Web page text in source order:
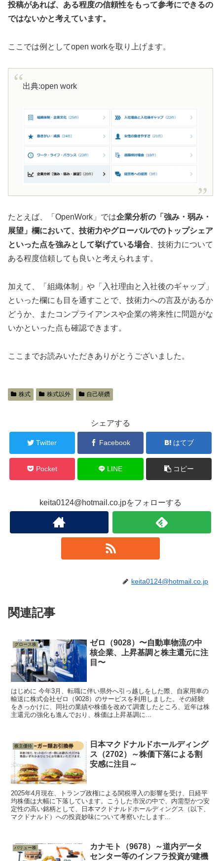
投稿があれば、ある程度の信頼性をもって参考にできるの
ではないかと考えています。
ここでは例としてopen workを取り上げます。
出典:open work
たとえば、「OpenWork」では企業分析の「強み・弱み・
展望」欄において、技術力やグローバルでのトップシェア
といった点を強みとして挙げている場合 、技術力について
ある程度信頼しても良いと考えられます。
加えて、「組織体制」や「入社理由と入社後のギャップ」
といった欄にも目を通すことで、技術力への言及があるか
どうか、またコンプライアンスや企業の将来性に問題がな
いかといった点も確認できます。
ここまでお読みいただきありがとうございました。
株式 株式以外 自己研鑽
シェアする
Twitter Facebook はてブ
Pocket LINE コピー
keita0124@hotmail.co.jpをフォローする
keita0124@hotmail.co.jp
関連記事
グロース株
ゼロ（9028）〜自動車物流の中
核企業、上昇基調と株主還元に注
目〜
はじめに 今年3月、転職に伴い県外へ引っ越しをした際、自家用車の
輸送に株式会社ゼロ（9028）のサービスを利用しました。その経験
をきっかけに、同社の業績や株価を改めて調査したところ、近年は株
主還元の強化も進んでおり、株価は上昇基調に...
株主優待
日本マクドナルドホールディング
ス（2702）～株価下落による割
安感に注目～
2025年4月現在、トランプ政権による関税導入の影響を受け、日経平
均株価は大幅に下落しています。こうした市況の中で、内需型かつ安
定性の高い銘柄として、日本マクドナルドホールディングス（以下、
マクドナルド）への投資妙味について考察いたします...
バリュー株
カナモト（9678）～道内データ
センター等のインフラ投資が建機